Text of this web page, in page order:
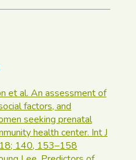
et al. An assessment of
factors, and
seeking prenatal
health center. Int J
140, 153–158